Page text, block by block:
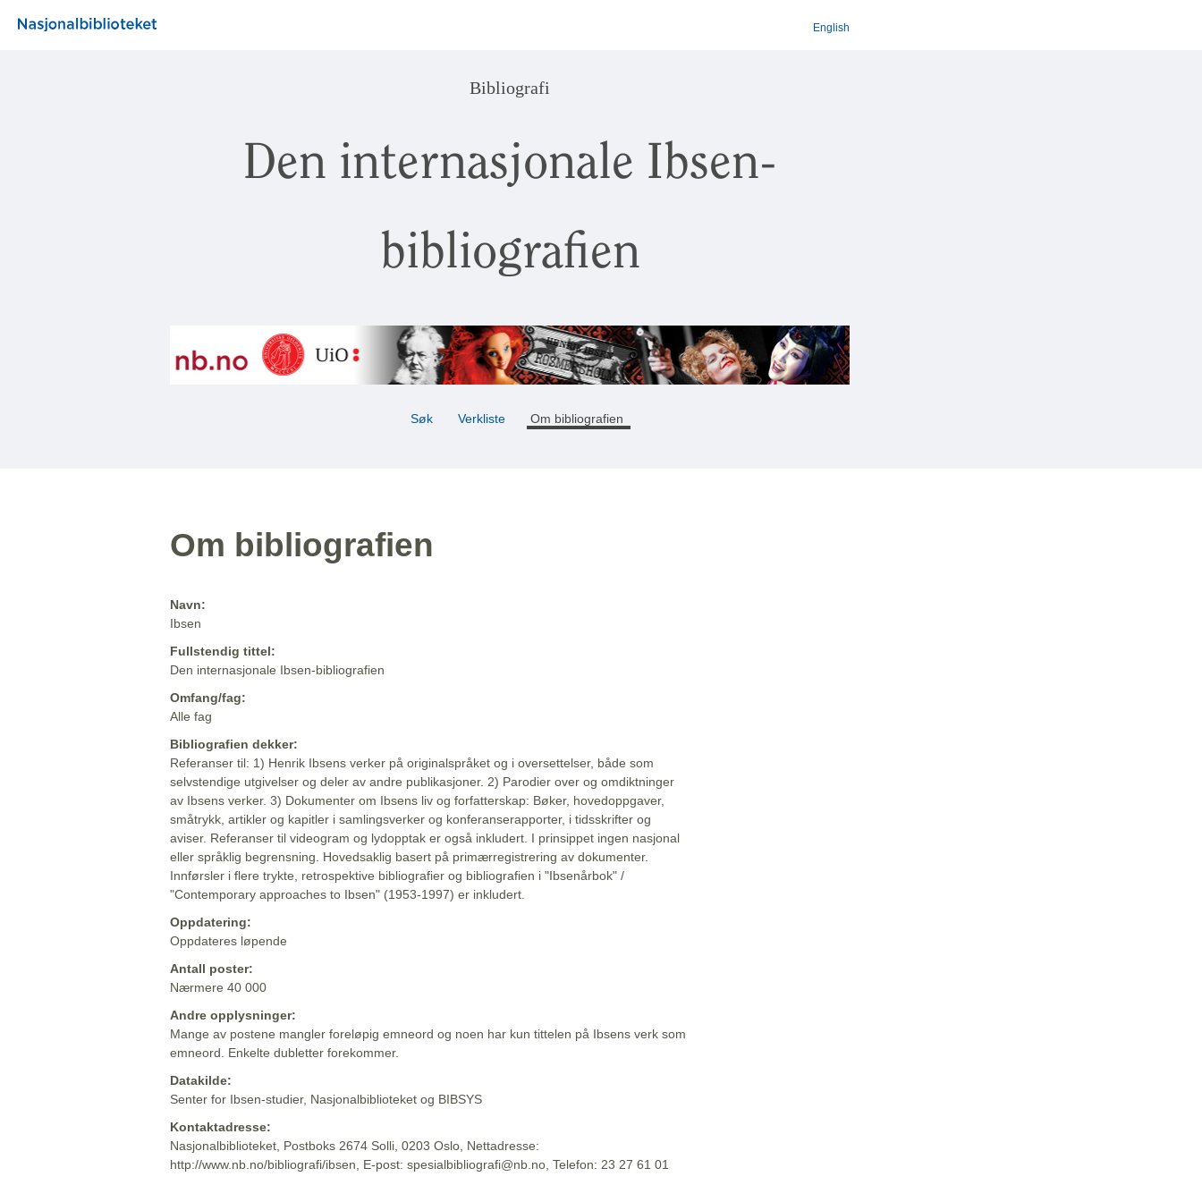
English
Bibliografi
Den internasjonale Ibsen-
bibliografien
Søk Verkliste Om bibliografien
Om bibliografien
Navn:
Ibsen
Fullstendig tittel:
Den internasjonale Ibsen-bibliografien
Omfang/fag:
Alle fag
Bibliografien dekker:
Referanser til: 1) Henrik Ibsens verker på originalspråket og i oversettelser, både som
selvstendige utgivelser og deler av andre publikasjoner. 2) Parodier over og omdiktninger
av Ibsens verker. 3) Dokumenter om Ibsens liv og forfatterskap: Bøker, hovedoppgaver,
småtrykk, artikler og kapitler i samlingsverker og konferanserapporter, i tidsskrifter og
aviser. Referanser til videogram og lydopptak er også inkludert. I prinsippet ingen nasjonal
eller språklig begrensning. Hovedsaklig basert på primærregistrering av dokumenter.
Innførsler i flere trykte, retrospektive bibliografier og bibliografien i "Ibsenårbok" /
"Contemporary approaches to Ibsen" (1953-1997) er inkludert.
Oppdatering:
Oppdateres løpende
Antall poster:
Nærmere 40 000
Andre opplysninger:
Mange av postene mangler foreløpig emneord og noen har kun tittelen på Ibsens verk som
emneord. Enkelte dubletter forekommer.
Datakilde:
Senter for Ibsen-studier, Nasjonalbiblioteket og BIBSYS
Kontaktadresse:
Nasjonalbiblioteket, Postboks 2674 Solli, 0203 Oslo, Nettadresse:
http://www.nb.no/bibliografi/ibsen, E-post: spesialbibliografi@nb.no, Telefon: 23 27 61 01